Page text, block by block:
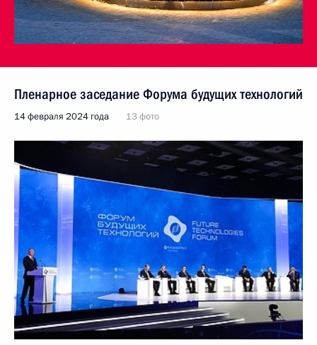
Пленарное заседание Форума будущих технологий
14 февраля 2024 года 13 фото